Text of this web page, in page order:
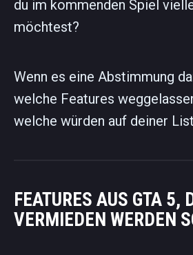
du im kommenden Spiel
möchtest?
Wenn es eine Abstimmung
welche Features
welche würden auf deiner
FEATURES AUS GTA 5,
VERMIEDEN WERDEN